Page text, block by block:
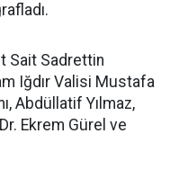
Sait Sadrettin
Iğdır Valisi Mustafa
Abdüllatif Yılmaz,
Ekrem Gürel ve